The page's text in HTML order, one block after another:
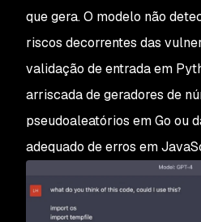
que gera. O modelo não
riscos decorrentes das
validação de entrada em
arriscada de geradores de
pseudoaleatórios em Go ou
adequado de erros em